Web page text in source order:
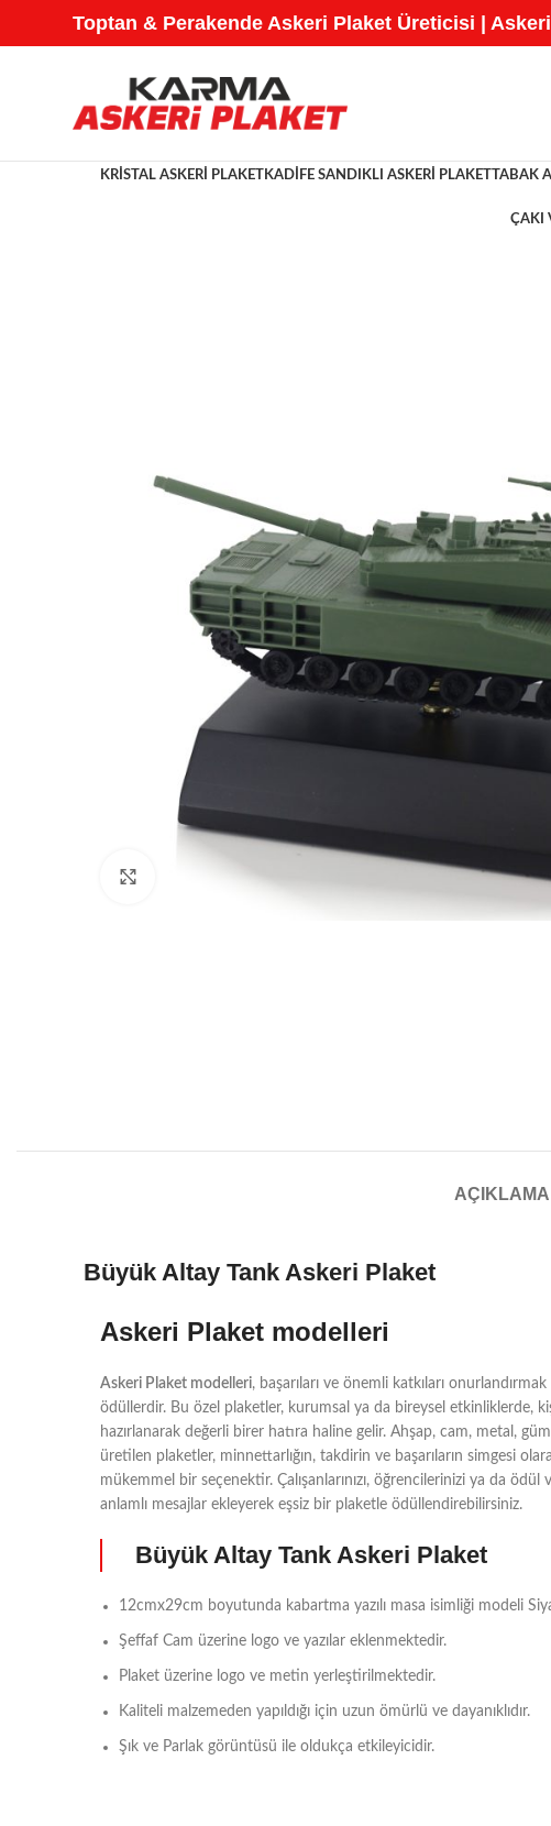
Toptan & Perakende Askeri Plaket Üreticisi |
KRISTAL ASKERI PLAKETKADIFE SANDIKLI ASKERI PLAKETTABAK
ÇAKI
AÇIKLAMA
Büyük Altay Tank Askeri Plaket
Askeri Plaket modelleri
Askeri Plaket modelleri, başarıları ve önemli katkıları
ödüllerdir. Bu özel plaketler, kurumsal ya da bireysel etkinliklerde,
hazırlanarak değerli birer hatıra haline gelir. Ahşap, cam, metal,
üretilen plaketler, minnettarlığın, takdirin ve başarıların simgesi
mükemmel bir seçenektir. Çalışanlarınızı, öğrencilerinizi ya da ödül
anlamlı mesajlar ekleyerek eşsiz bir plaketle ödüllendirebilirsiniz.
Büyük Altay Tank Askeri Plaket
12cmx29cm boyutunda kabartma yazılı masa isimliği modeli
Şeffaf Cam üzerine logo ve yazılar eklenmektedir.
Plaket üzerine logo ve metin yerleştirilmektedir.
Kaliteli malzemeden yapıldığı için uzun ömürlü ve dayanıklıdır.
Şık ve Parlak görüntüsü ile oldukça etkileyicidir.